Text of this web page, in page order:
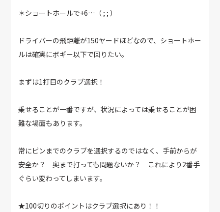
＊ショートホールで+6…（ ; ; ）
ドライバーの飛距離が150ヤードほどなので、ショートホー
ルは確実にボギー以下で回りたい。
まずは1打目のクラブ選択！
乗せることが一番ですが、状況によっては乗せることが困
難な場面もあります。
常にピンまでのクラブを選択するのではなく、手前からが
安全か？ 奥まで打っても問題ないか？ これにより2番手
ぐらい変わってしまいます。
★100切りのポイントはクラブ選択にあり！！